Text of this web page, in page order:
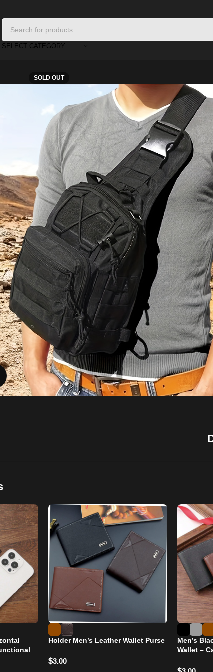
SELECT CATEGORY
Tactical Backpack – Military-Grade Outdoor Bag for Camping
SOLD OUT
Click to enlarge
Holder Men’s Leather Wallet Purse
$3.00
Men’s
Wallet –